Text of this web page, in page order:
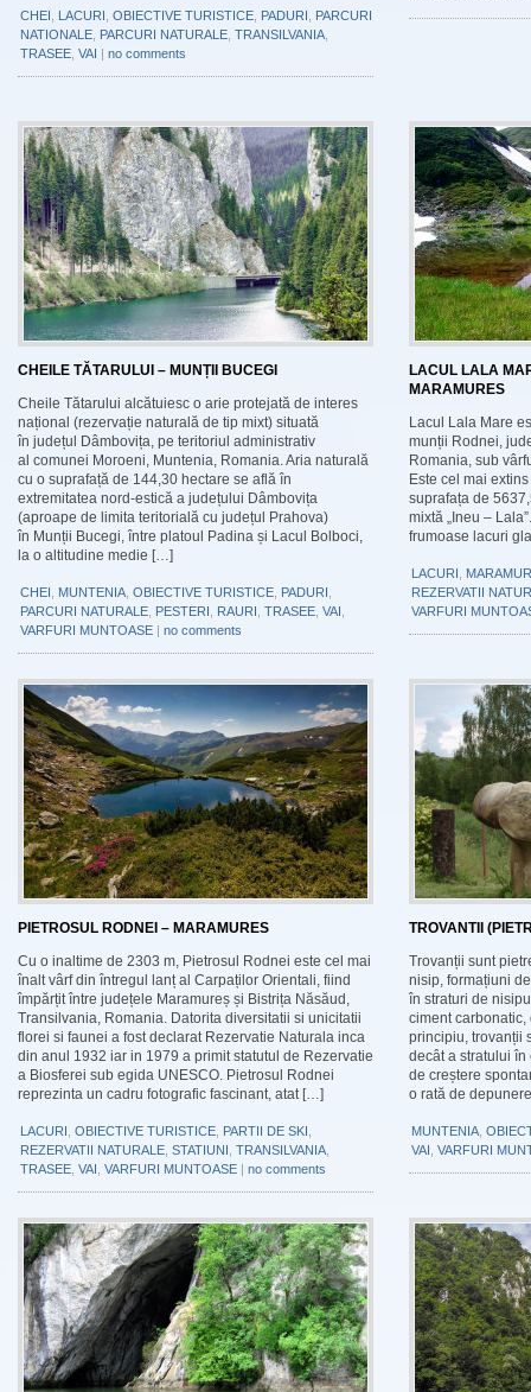
CHEI LACURI OBIECTIVE TURISTICE PADURI
PARCURI
NATIONALE PARCURI NATURALE TRANSILVANIA
TRASEE VAI | no comments
CHEILE TĂTARULUI – MUNȚII BUCEGI
Cheile Tătarului alcătuiesc o arie protejată de interes
național (rezervație naturală de tip mixt) situată
în județul Dâmbovița, pe teritoriul administrativ
al comunei Moroeni, Muntenia, Romania. Aria naturală
cu o suprafață de 144,30 hectare se află în
extremitatea nord-estică a județului Dâmbovița
(aproape de limita teritorială cu județul Prahova)
în Munții Bucegi, între platoul Padina și Lacul Bolboci,
la o altitudine medie […]
CHEI MUNTENIA OBIECTIVE TURISTICE PADURI
PARCURI NATURALE PESTERI RAURI TRASEE VAI
VARFURI MUNTOASE | no comments
LACUL LALA
MARAMURES
Lacul Lala Mare
munții Rodnei,
Romania, sub
Este cel mai
suprafața de
mixtă „Ineu –
frumoase lacuri
LACURI
REZERVATII
VARFURI
PIETROSUL RODNEI – MARAMURES
Cu o inaltime de 2303 m, Pietrosul Rodnei este cel mai
înalt vârf din întregul lanț al Carpaților Orientali, fiind
împărțit între județele Maramureș și Bistrița Năsăud,
Transilvania, Romania. Datorita diversitatii si unicitatii
florei si faunei a fost declarat Rezervatie Naturala inca
din anul 1932 iar in 1979 a primit statutul de Rezervatie
a Biosferei sub egida UNESCO. Pietrosul Rodnei
reprezinta un cadru fotografic fascinant, atat […]
LACURI OBIECTIVE TURISTICE PARTII DE SKI
REZERVATII NATURALE STATIUNI TRANSILVANIA
TRASEE VAI VARFURI MUNTOASE | no comments
TROVANTII
Trovanții sunt
nisip, formațiuni
în straturi de
ciment
principiu, trovanții
decât a stratului în
de creștere
o rată de
MUNTENIA
VAI VARFURI